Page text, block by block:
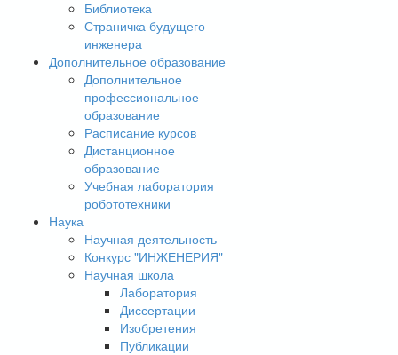
Библиотека
Страничка будущего
инженера
Дополнительное образование
Дополнительное
профессиональное
образование
Расписание курсов
Дистанционное
образование
Учебная лаборатория
робототехники
Наука
Научная деятельность
Конкурс "ИНЖЕНЕРИЯ"
Научная школа
Лаборатория
Диссертации
Изобретения
Публикации